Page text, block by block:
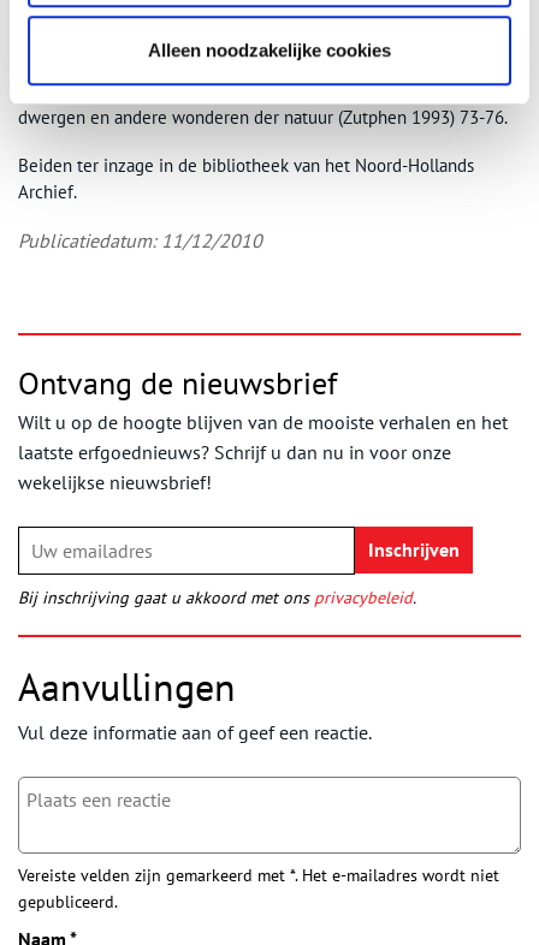
Alleen noodzakelijke cookies
Bert Sliggers, ‘Daniel Cajanus (1702/03-1749): de reconstructie
van een reus’ in Haerlem Jaarboek 1978 (Haarlem 1979) 9-46.
B.C. Sliggers en A.A. Wertheim, De tentoongestelde mens. Reuzen,
dwergen en andere wonderen der natuur (Zutphen 1993) 73-76.
Beiden ter inzage in de bibliotheek van het Noord-Hollands
Archief.
Publicatiedatum: 11/12/2010
Ontvang de nieuwsbrief
Wilt u op de hoogte blijven van de mooiste verhalen en het
laatste erfgoednieuws? Schrijf u dan nu in voor onze
wekelijkse nieuwsbrief!
Bij inschrijving gaat u akkoord met ons privacybeleid.
Aanvullingen
Vul deze informatie aan of geef een reactie.
Vereiste velden zijn gemarkeerd met *. Het e-mailadres wordt niet
gepubliceerd.
Naam *